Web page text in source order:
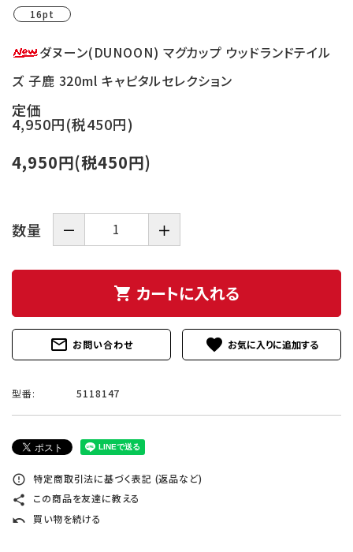
16pt
ダヌーン(DUNOON) マグカップ ウッドランドテイル
ズ 子鹿 320ml キャピタルセレクション
定価
4,950円(税450円)
4,950円(税450円)
数量 － ＋
shopping_cart カートに入れる
mail_outline お問い合わせ favorite
型番: 5118147
error_outline 特定商取引法に基づく表記 (返品など)
share この商品を友達に教える
undo 買い物を続ける